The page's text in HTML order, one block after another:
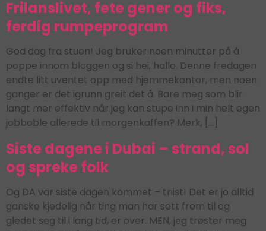
Frilanslivet, fete gener og fiks,
ferdig rumpeprogram
God dag fra stuen! Jeg bruker noen minutter på å
poppe innom bloggen og si hei, hallo. Denne fredagen
endte litt uventet opp med hjemmekontor, men noen
ganger er det igrunn greit det å. Bare meg som blir
langt mer effektiv når jeg kan stupe inn i min helt egen
jobboble allerede til morgenkaffen? Merk, […]
Siste dagene i Dubai – strand, sol
og spreke folk
Og DA var siste dagen kommet – triist! Det er jo alltid
ganske kjedelig når ting man har sett frem til og
gledet seg til i lang tid, er over. MEN, jeg trøster meg